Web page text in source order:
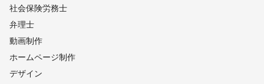
社会保険労務士
弁理士
動画制作
ホームページ制作
デザイン